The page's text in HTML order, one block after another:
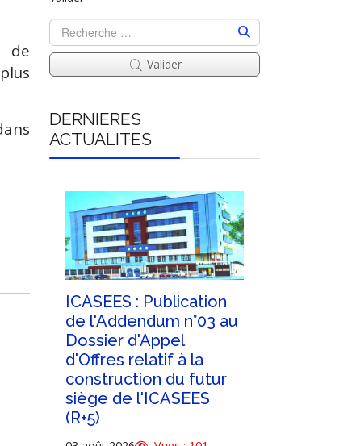
de
Valider
DERNIERES
ACTUALITES
ICASEES : Publication
de l'Addendum n°03 au
Dossier d'Appel
d'Offres relatif à la
construction du futur
siège de l'ICASEES
(R+5)